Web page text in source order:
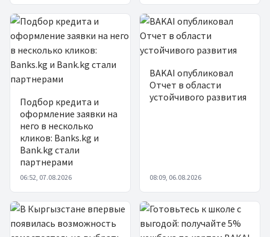
Подбор кредита и
оформление заявки на
него в несколько
кликов: Banks.kg и
Bank.kg стали
партнерами
06:52, 07.08.2026
BAKAI опубликовал
Отчет в области
устойчивого развития
08:09, 06.08.2026